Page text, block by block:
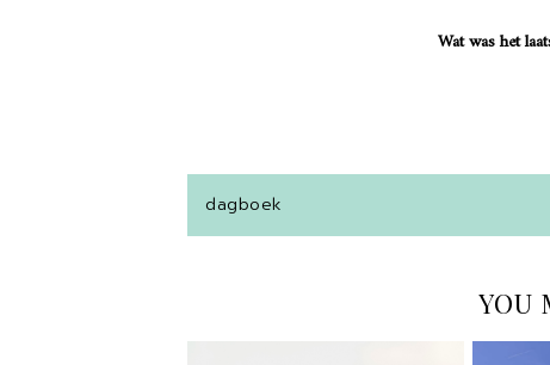
Wat was het
dagboek
YOU